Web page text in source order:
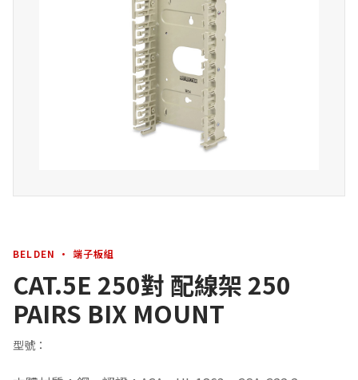
BELDEN · 端子板組
CAT.5E 250對 配線架 250
PAIRS BIX MOUNT
型號：